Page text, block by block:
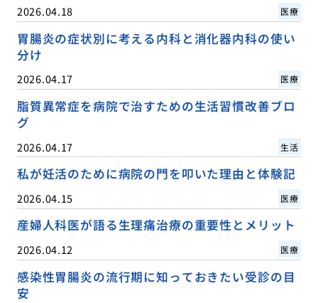
2026.04.18 医療
胃腸炎の症状別に考える内科と消化器内科の使い
分け
2026.04.17 医療
脂質異常症を病院で治すための生活習慣改善ブロ
グ
2026.04.17 生活
私が妊活のために病院の門を叩いた理由と体験記
2026.04.15 医療
産婦人科医が語る生理痛治療の重要性とメリット
2026.04.12 医療
感染性胃腸炎の流行期に知っておきたい受診の目
安